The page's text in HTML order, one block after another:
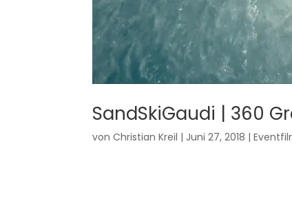
SandSkiGaudi | 360
vonChristian Kreil | Juni 27, 2018 |